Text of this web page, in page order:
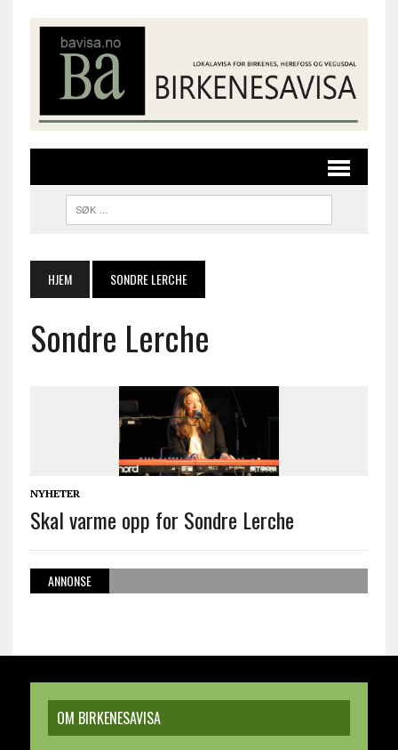
HJEM SONDRE LERCHE
Sondre Lerche
NYHETER
Skal varme opp for Sondre Lerche
ANNONSE
OM BIRKENESAVISA